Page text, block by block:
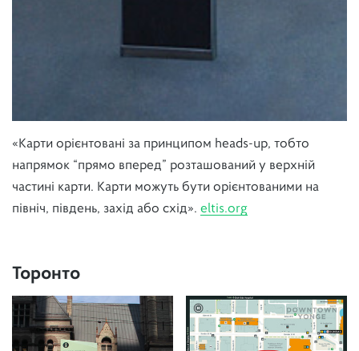
«Карти орієнтовані за принципом heads-up, тобто
напрямок “прямо вперед” розташований у верхній
частині карти. Карти можуть бути орієнтованими на
північ, південь, захід або схід». eltis.org
Торонто